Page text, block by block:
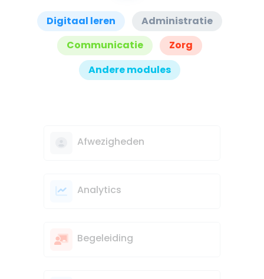
Digitaal leren
Administratie
Communicatie
Zorg
Andere modules
Afwezigheden
Analytics
Begeleiding